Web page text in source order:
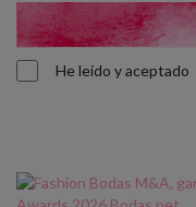
He leído y aceptado